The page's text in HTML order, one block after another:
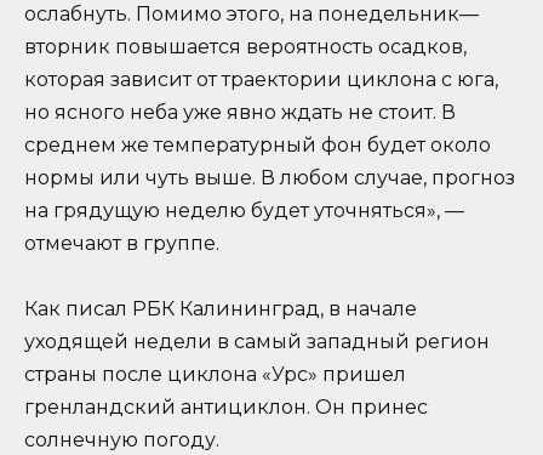
ослабнуть. Помимо этого, на понедельник—
вторник повышается вероятность осадков,
которая зависит от траектории циклона с юга,
но ясного неба уже явно ждать не стоит. В
среднем же температурный фон будет около
нормы или чуть выше. В любом случае, прогноз
на грядущую неделю будет уточняться», —
отмечают в группе.
Как писал РБК Калининград, в начале
уходящей недели в самый западный регион
страны после циклона «Урс» пришел
гренландский антициклон. Он принес
солнечную погоду.